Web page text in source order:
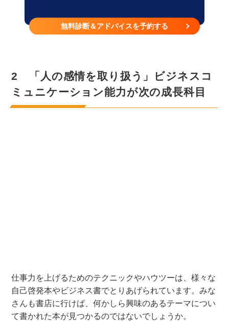
無料診断＆アドバイスを予約する
2 「人の感情を取り扱う」ビジネスコ
ミュニケーション能力が次の成長科目
仕事力を上げるためのテクニックやハウツーは 、様々な
自己啓発本やビジネス書でとりあげられてい ます。みな
さんも書店に行けば、何かしら興味のあるテーマについ
て書かれた本が見つかるのではないでしょうか。